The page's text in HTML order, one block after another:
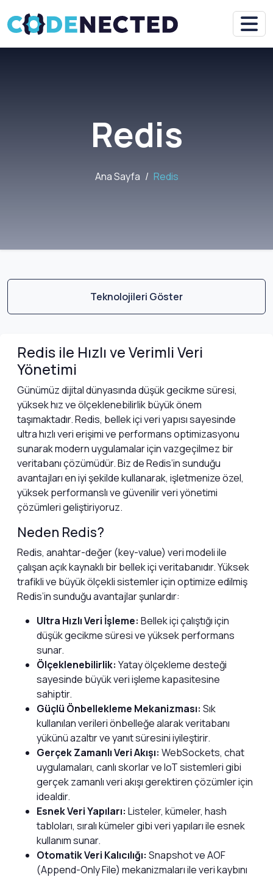
Redis
Ana Sayfa Redis
Teknolojileri Göster
Redis ile Hızlı ve Verimli Veri
Yönetimi
Günümüz dijital dünyasında düşük gecikme süresi,
yüksek hız ve ölçeklenebilirlik büyük önem
taşımaktadır. Redis, bellek içi veri yapısı sayesinde
ultra hızlı veri erişimi ve performans optimizasyonu
sunarak modern uygulamalar için vazgeçilmez bir
veritabanı çözümüdür. Biz de Redis’in sunduğu
avantajları en iyi şekilde kullanarak, işletmenize özel,
yüksek performanslı ve güvenilir veri yönetimi
çözümleri geliştiriyoruz.
Neden Redis?
Redis, anahtar-değer (key-value) veri modeli ile
çalışan açık kaynaklı bir bellek içi veritabanıdır. Yüksek
trafikli ve büyük ölçekli sistemler için optimize edilmiş
Redis’in sunduğu avantajlar şunlardır:
Ultra Hızlı Veri İşleme: Bellek içi çalıştığı için
düşük gecikme süresi ve yüksek performans
sunar.
Ölçeklenebilirlik: Yatay ölçekleme desteği
sayesinde büyük veri işleme kapasitesine
sahiptir.
Güçlü Önbellekleme Mekanizması: Sık
kullanılan verileri önbelleğe alarak veritabanı
yükünü azaltır ve yanıt süresini iyileştirir.
Gerçek Zamanlı Veri Akışı: WebSockets, chat
uygulamaları, canlı skorlar ve IoT sistemleri gibi
gerçek zamanlı veri akışı gerektiren çözümler için
idealdir.
Esnek Veri Yapıları: Listeler, kümeler, hash
tabloları, sıralı kümeler gibi veri yapıları ile esnek
kullanım sunar.
Otomatik Veri Kalıcılığı: Snapshot ve AOF
(Append-Only File) mekanizmaları ile veri kaybını